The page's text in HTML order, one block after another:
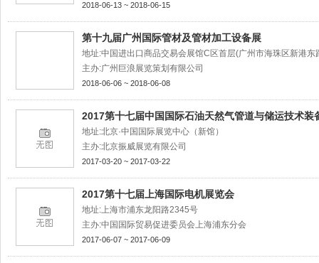
2018-06-13 ~ 2018-06-15
第十九届广州国际管材及管材加工设备展
地址:中国进出口商品交易会展馆C区首层(广州市海珠区新港东
主办:广州巨浪展览策划有限公司
2018-06-06 ~ 2018-06-08
2017第十七届中国国际石油天然气管道与储运技术装
地址:北京·中国国际展览中心（新馆）
主办:北京振威展览有限公司
2017-03-20 ~ 2017-03-22
2017第十七届上海国际电机展览会
地址:上海市浦东龙阳路2345号
主办:中国国际贸易促进委员会上海浦东分会
2017-06-07 ~ 2017-06-09